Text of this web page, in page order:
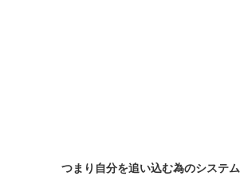
つまり自分を追い込む為のシステム